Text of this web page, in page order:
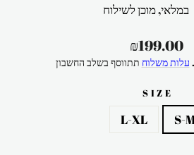
במלאי, מוכן לשילוח
מחיר
רגיל
₪199.00
עלות משלוח תתווסף בשלב החשבון
SIZE
S-
L-XL